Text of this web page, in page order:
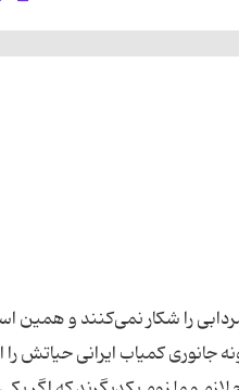
را شکار نمی‌کنند و همین
جانوری کمیاب ایرانی حیاتش